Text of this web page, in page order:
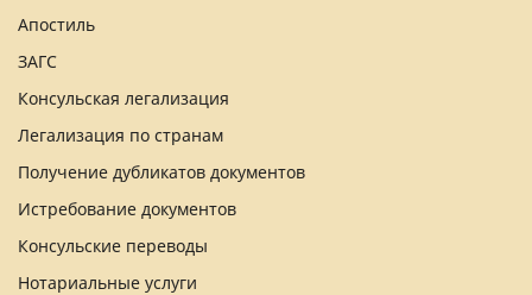
Апостиль
ЗАГС
Консульская легализация
Легализация по странам
Получение дубликатов документов
Истребование документов
Консульские переводы
Нотариальные услуги